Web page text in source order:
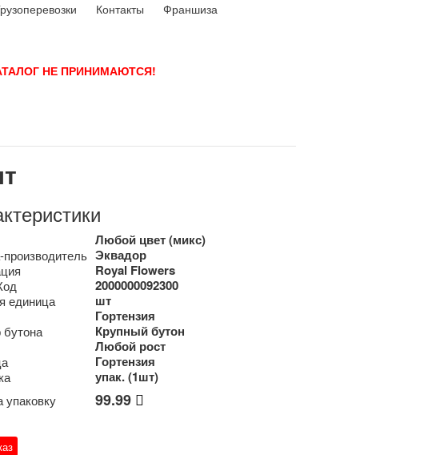
Контакты Франшиза
НЕ ПРИНИМАЮТСЯ!
Любой цвет (микс)
Эквадор
Royal Flowers
2000000092300
единица шт
Гортензия
Крупный бутон
Любой рост
Гортензия
упак. (1шт)
упаковку 99.99